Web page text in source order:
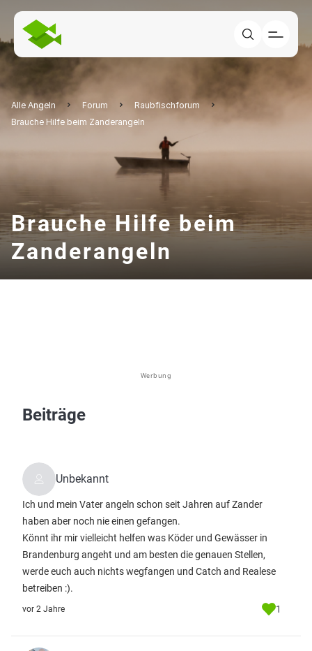
Alle Angeln Forum
Raubfischforum
Brauche Hilfe beim Zanderangeln
Brauche Hilfe beim
Zanderangeln
Werbung
Beiträge
Unbekannt
Ich und mein Vater angeln schon seit Jahren auf Zander
haben aber noch nie einen gefangen.
Könnt ihr mir vielleicht helfen was Köder und Gewässer in
Brandenburg angeht und am besten die genauen Stellen,
werde euch auch nichts wegfangen und Catch and Realese
betreiben :).
vor 2 Jahre 1